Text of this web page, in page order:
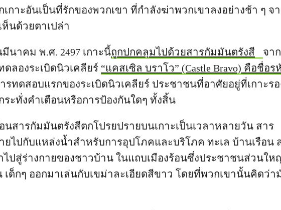
กาะอันเป็นที่รักของพวกเขา ที่กำลังฆ่าพวกเขาลงอย่างช้า ๆ จ
นด้วยตาเปล่า
นาคม พ.ศ. 2497 เกาะนี้ถูกปกคลุมไปด้วยสารกัมมันตรังสี
จา
ดลองระเบิดนิวเคลียร์ “แคสเซิล บราโว” (Castle Bravo) คือชื่อร
ทดสอบแรกของระเบิดนิวเคลียร์ ประชาชนที่อาศัยอยู่ที่เกาะรอ
ะทั่งคำเตือนหรือการป้องกันใดๆ ทั้งสิ้น
สารกัมมันตรังสีตกโปรยปรายบนเกาะเป็นเวลาหลายวัน สาร
ยไปกับแหล่งน้ำสำหรับการอุปโภคและบริโภค ทะเล บ้านเรือน
ไปสู่ร่างกายของชาวบ้าน ในแถบเมืองร้อนซึ่งประชาชนส่วนให
เด็กๆ ออกมาเล่นกับเขม่าละเอียดสีขาว โดยที่พวกเขานั้นคิดว่า